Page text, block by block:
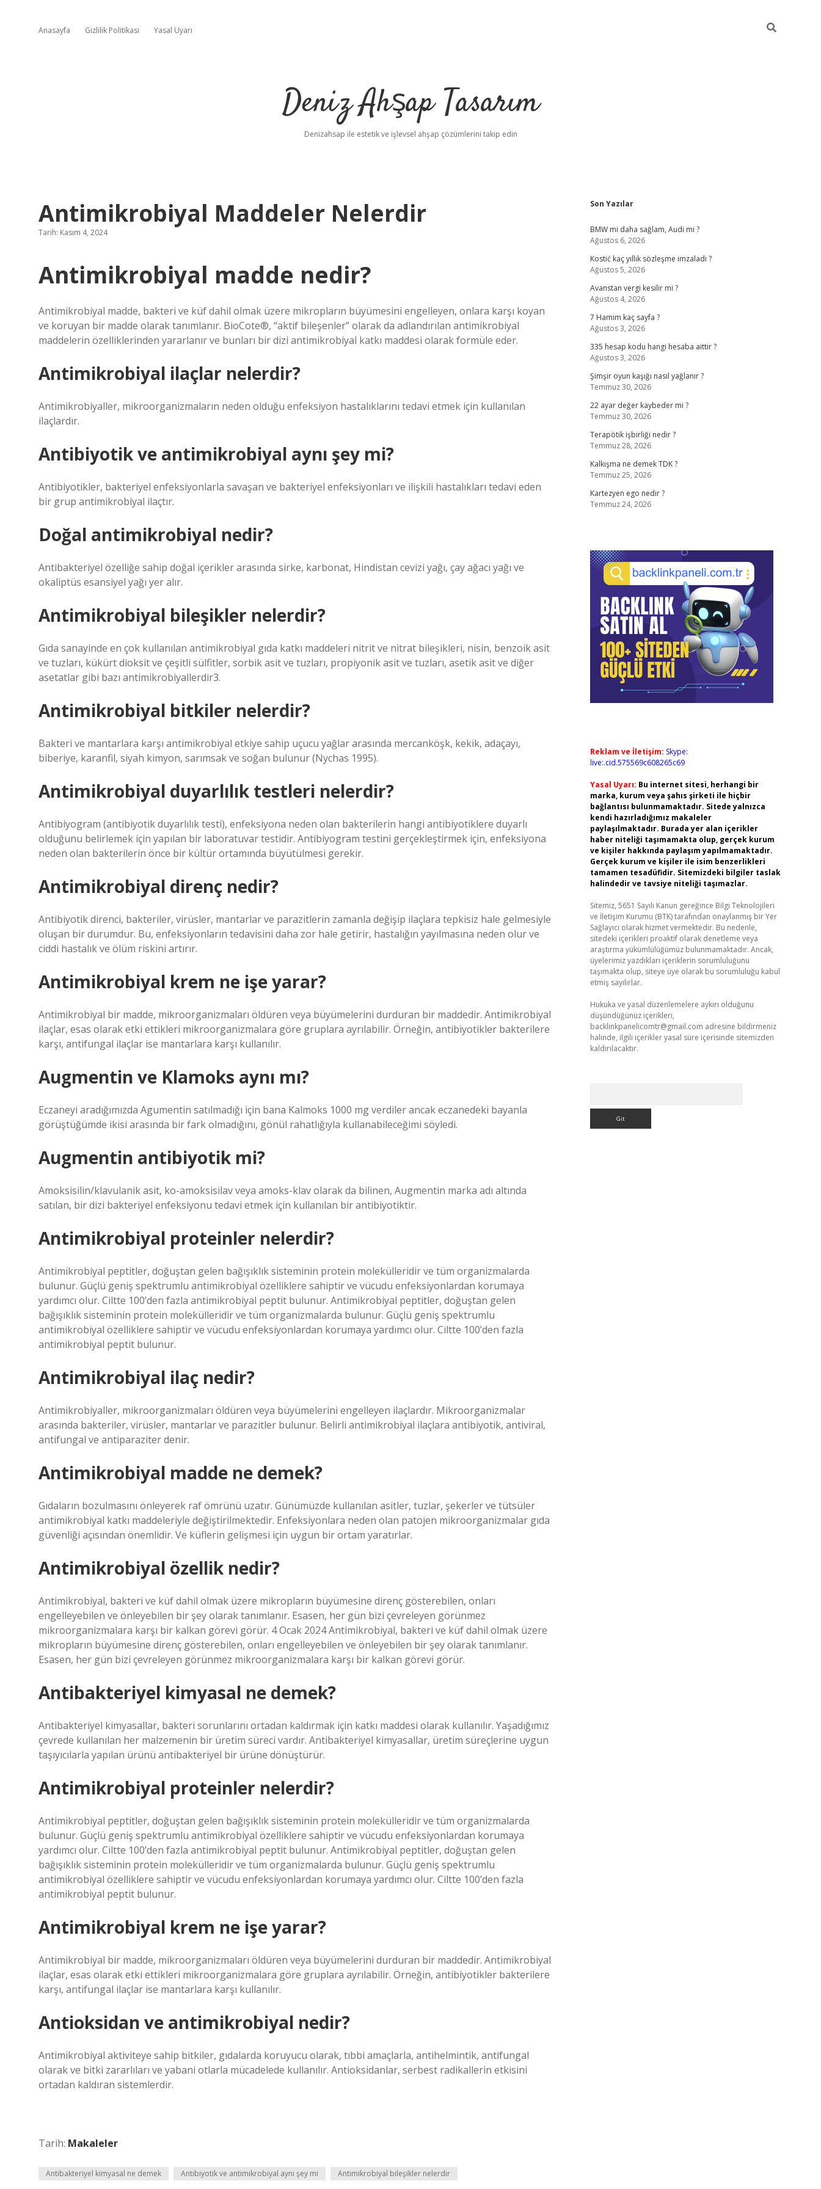
Anasayfa Gizlilik Politikası Yasal Uyarı
Deniz Ahşap Tasarım
Denizahsap ile estetik ve işlevsel ahşap çözümlerini takip edin
Antimikrobiyal Maddeler Nelerdir
Tarih: Kasım 4, 2024
Antimikrobiyal madde nedir?
Antimikrobiyal madde, bakteri ve küf dahil olmak üzere mikropların büyümesini engelleyen, onlara karşı koyan
ve koruyan bir madde olarak tanımlanır. BioCote®, “aktif bileşenler” olarak da adlandırılan antimikrobiyal
maddelerin özelliklerinden yararlanır ve bunları bir dizi antimikrobiyal katkı maddesi olarak formüle eder.
Antimikrobiyal ilaçlar nelerdir?
Antimikrobiyaller, mikroorganizmaların neden olduğu enfeksiyon hastalıklarını tedavi etmek için kullanılan
ilaçlardır.
Antibiyotik ve antimikrobiyal aynı şey mi?
Antibiyotikler, bakteriyel enfeksiyonlarla savaşan ve bakteriyel enfeksiyonları ve ilişkili hastalıkları tedavi eden
bir grup antimikrobiyal ilaçtır.
Doğal antimikrobiyal nedir?
Antibakteriyel özelliğe sahip doğal içerikler arasında sirke, karbonat, Hindistan cevizi yağı, çay ağacı yağı ve
okaliptüs esansiyel yağı yer alır.
Antimikrobiyal bileşikler nelerdir?
Gıda sanayinde en çok kullanılan antimikrobiyal gıda katkı maddeleri nitrit ve nitrat bileşikleri, nisin, benzoik asit
ve tuzları, kükürt dioksit ve çeşitli sülfitler, sorbik asit ve tuzları, propiyonik asit ve tuzları, asetik asit ve diğer
asetatlar gibi bazı antimikrobiyallerdir3.
Antimikrobiyal bitkiler nelerdir?
Bakteri ve mantarlara karşı antimikrobiyal etkiye sahip uçucu yağlar arasında mercanköşk, kekik, adaçayı,
biberiye, karanfil, siyah kimyon, sarımsak ve soğan bulunur (Nychas 1995).
Antimikrobiyal duyarlılık testleri nelerdir?
Antibiyogram (antibiyotik duyarlılık testi), enfeksiyona neden olan bakterilerin hangi antibiyotiklere duyarlı
olduğunu belirlemek için yapılan bir laboratuvar testidir. Antibiyogram testini gerçekleştirmek için, enfeksiyona
neden olan bakterilerin önce bir kültür ortamında büyütülmesi gerekir.
Antimikrobiyal direnç nedir?
Antibiyotik direnci, bakteriler, virüsler, mantarlar ve parazitlerin zamanla değişip ilaçlara tepkisiz hale gelmesiyle
oluşan bir durumdur. Bu, enfeksiyonların tedavisini daha zor hale getirir, hastalığın yayılmasına neden olur ve
ciddi hastalık ve ölüm riskini artırır.
Antimikrobiyal krem ne işe yarar?
Antimikrobiyal bir madde, mikroorganizmaları öldüren veya büyümelerini durduran bir maddedir. Antimikrobiyal
ilaçlar, esas olarak etki ettikleri mikroorganizmalara göre gruplara ayrılabilir. Örneğin, antibiyotikler bakterilere
karşı, antifungal ilaçlar ise mantarlara karşı kullanılır.
Augmentin ve Klamoks aynı mı?
Eczaneyi aradığımızda Agumentin satılmadığı için bana Kalmoks 1000 mg verdiler ancak eczanedeki bayanla
görüştüğümde ikisi arasında bir fark olmadığını, gönül rahatlığıyla kullanabileceğimi söyledi.
Augmentin antibiyotik mi?
Amoksisilin/klavulanik asit, ko-amoksisilav veya amoks-klav olarak da bilinen, Augmentin marka adı altında
satılan, bir dizi bakteriyel enfeksiyonu tedavi etmek için kullanılan bir antibiyotiktir.
Antimikrobiyal proteinler nelerdir?
Antimikrobiyal peptitler, doğuştan gelen bağışıklık sisteminin protein molekülleridir ve tüm organizmalarda
bulunur. Güçlü geniş spektrumlu antimikrobiyal özelliklere sahiptir ve vücudu enfeksiyonlardan korumaya
yardımcı olur. Ciltte 100’den fazla antimikrobiyal peptit bulunur. Antimikrobiyal peptitler, doğuştan gelen
bağışıklık sisteminin protein molekülleridir ve tüm organizmalarda bulunur. Güçlü geniş spektrumlu
antimikrobiyal özelliklere sahiptir ve vücudu enfeksiyonlardan korumaya yardımcı olur. Ciltte 100’den fazla
antimikrobiyal peptit bulunur.
Antimikrobiyal ilaç nedir?
Antimikrobiyaller, mikroorganizmaları öldüren veya büyümelerini engelleyen ilaçlardır. Mikroorganizmalar
arasında bakteriler, virüsler, mantarlar ve parazitler bulunur. Belirli antimikrobiyal ilaçlara antibiyotik, antiviral,
antifungal ve antiparaziter denir.
Antimikrobiyal madde ne demek?
Gıdaların bozulmasını önleyerek raf ömrünü uzatır. Günümüzde kullanılan asitler, tuzlar, şekerler ve tütsüler
antimikrobiyal katkı maddeleriyle değiştirilmektedir. Enfeksiyonlara neden olan patojen mikroorganizmalar gıda
güvenliği açısından önemlidir. Ve küflerin gelişmesi için uygun bir ortam yaratırlar.
Antimikrobiyal özellik nedir?
Antimikrobiyal, bakteri ve küf dahil olmak üzere mikropların büyümesine direnç gösterebilen, onları
engelleyebilen ve önleyebilen bir şey olarak tanımlanır. Esasen, her gün bizi çevreleyen görünmez
mikroorganizmalara karşı bir kalkan görevi görür. 4 Ocak 2024 Antimikrobiyal, bakteri ve küf dahil olmak üzere
mikropların büyümesine direnç gösterebilen, onları engelleyebilen ve önleyebilen bir şey olarak tanımlanır.
Esasen, her gün bizi çevreleyen görünmez mikroorganizmalara karşı bir kalkan görevi görür.
Antibakteriyel kimyasal ne demek?
Antibakteriyel kimyasallar, bakteri sorunlarını ortadan kaldırmak için katkı maddesi olarak kullanılır. Yaşadığımız
çevrede kullanılan her malzemenin bir üretim süreci vardır. Antibakteriyel kimyasallar, üretim süreçlerine uygun
taşıyıcılarla yapılan ürünü antibakteriyel bir ürüne dönüştürür.
Antimikrobiyal proteinler nelerdir?
Antimikrobiyal peptitler, doğuştan gelen bağışıklık sisteminin protein molekülleridir ve tüm organizmalarda
bulunur. Güçlü geniş spektrumlu antimikrobiyal özelliklere sahiptir ve vücudu enfeksiyonlardan korumaya
yardımcı olur. Ciltte 100’den fazla antimikrobiyal peptit bulunur. Antimikrobiyal peptitler, doğuştan gelen
bağışıklık sisteminin protein molekülleridir ve tüm organizmalarda bulunur. Güçlü geniş spektrumlu
antimikrobiyal özelliklere sahiptir ve vücudu enfeksiyonlardan korumaya yardımcı olur. Ciltte 100’den fazla
antimikrobiyal peptit bulunur.
Antimikrobiyal krem ne işe yarar?
Antimikrobiyal bir madde, mikroorganizmaları öldüren veya büyümelerini durduran bir maddedir. Antimikrobiyal
ilaçlar, esas olarak etki ettikleri mikroorganizmalara göre gruplara ayrılabilir. Örneğin, antibiyotikler bakterilere
karşı, antifungal ilaçlar ise mantarlara karşı kullanılır.
Antioksidan ve antimikrobiyal nedir?
Antimikrobiyal aktiviteye sahip bitkiler, gıdalarda koruyucu olarak, tıbbi amaçlarla, antihelmintik, antifungal
olarak ve bitki zararlıları ve yabani otlarla mücadelede kullanılır. Antioksidanlar, serbest radikallerin etkisini
ortadan kaldıran sistemlerdir.
Tarih: Makaleler
Antibakteriyel kimyasal ne demek Antibiyotik ve antimikrobiyal aynı şey mi Antimikrobiyal bileşikler nelerdir
Sidebar
Son Yazılar
BMW mi daha sağlam, Audi mi ?
Ağustos 6, 2026
Kostić kaç yıllık sözleşme imzaladı ?
Ağustos 5, 2026
Avanstan vergi kesilir mi ?
Ağustos 4, 2026
7 Hamim kaç sayfa ?
Ağustos 3, 2026
335 hesap kodu hangi hesaba aittir ?
Ağustos 3, 2026
Şimşir oyun kaşığı nasıl yağlanır ?
Temmuz 30, 2026
22 ayar değer kaybeder mi ?
Temmuz 30, 2026
Terapötik işbirliği nedir ?
Temmuz 28, 2026
Kalkışma ne demek TDK ?
Temmuz 25, 2026
Kartezyen ego nedir ?
Temmuz 24, 2026
Reklam ve İletişim: Skype:
live:.cid.575569c608265c69
Yasal Uyarı: Bu internet sitesi, herhangi bir
marka, kurum veya şahıs şirketi ile hiçbir
bağlantısı bulunmamaktadır. Sitede yalnızca
kendi hazırladığımız makaleler
paylaşılmaktadır. Burada yer alan içerikler
haber niteliği taşımamakta olup, gerçek kurum
ve kişiler hakkında paylaşım yapılmamaktadır.
Gerçek kurum ve kişiler ile isim benzerlikleri
tamamen tesadüfidir. Sitemizdeki bilgiler taslak
halindedir ve tavsiye niteliği taşımazlar.
Sitemiz, 5651 Sayılı Kanun gereğince Bilgi Teknolojileri
ve İletişim Kurumu (BTK) tarafından onaylanmış bir Yer
Sağlayıcı olarak hizmet vermektedir. Bu nedenle,
sitedeki içerikleri proaktif olarak denetleme veya
araştırma yükümlülüğümüz bulunmamaktadır. Ancak,
üyelerimiz yazdıkları içeriklerin sorumluluğunu
taşımakta olup, siteye üye olarak bu sorumluluğu kabul
etmiş sayılırlar.
Hukuka ve yasal düzenlemelere aykırı olduğunu
düşündüğünüz içerikleri,
backlinkpanelicomtr@gmail.com adresine bildirmeniz
halinde, ilgili içerikler yasal süre içerisinde sitemizden
kaldırılacaktır.